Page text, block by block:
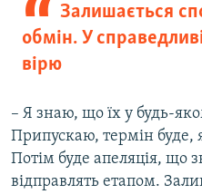
Залишається
обмін. У
вірю
– Я знаю, що їх у будь-
Припускаю, термін буде,
Потім буде апеляція, що
відправлять етапом.